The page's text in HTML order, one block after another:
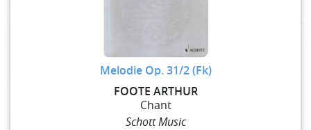
Melodie Op. 31/2 (Fk)
FOOTE ARTHUR
Chant
Schott Music